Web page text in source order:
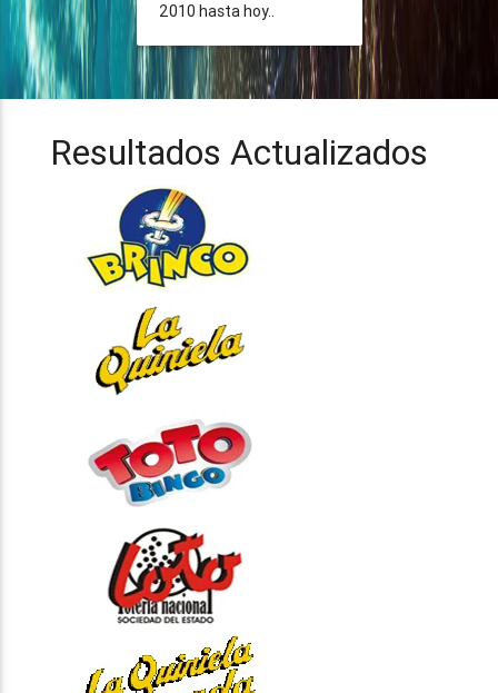
2010 hasta hoy..
Resultados Actualizados